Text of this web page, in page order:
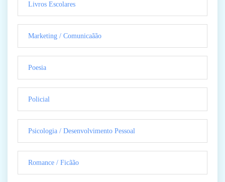
Livros Escolares
Marketing / Comunicaãão
Poesia
Policial
Psicologia / Desenvolvimento Pessoal
Romance / Ficãão